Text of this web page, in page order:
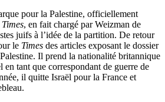
pour la Palestine, officiellement
Times, en fait chargé par Weizman de
juifs à l’idée de la partition. De retour
le Times des articles exposant le dossier
Il prend la nationalité britannique
en tant que correspondant de guerre de
il quitte Israël pour la France et